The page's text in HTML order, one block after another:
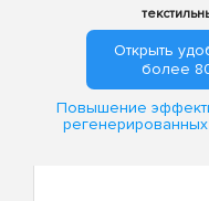
Открыть
более
Повышение
регенерированных